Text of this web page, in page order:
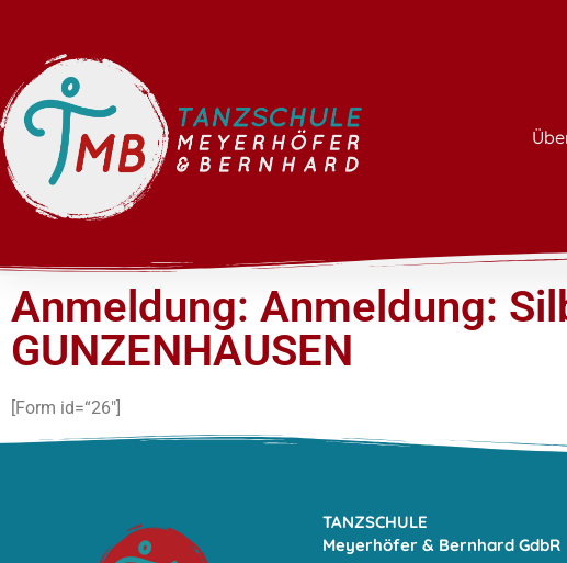
Anmeldung: Anmeldung:
GUNZENHAUSEN
[Form id=“26″]
TANZSCHULE
Meyerhöfer & Bernhard GdbR